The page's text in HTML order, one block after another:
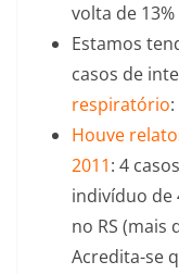
volta de
Estamos
casos de
respiratório
Houve
2011: 4
indivíduo de
no RS (mais
Acredita-se